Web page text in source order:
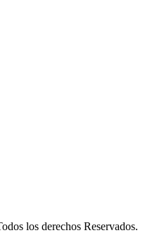
los derechos Reservados.